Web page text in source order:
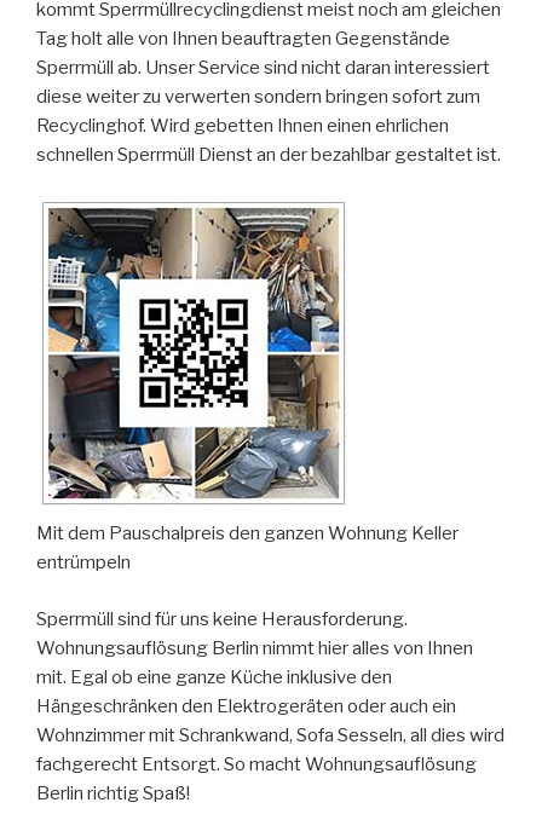
kommt Sperrmüllrecyclingdienst meist noch am gleichen
Tag holt alle von Ihnen beauftragten Gegenstände
Sperrmüll ab. Unser Service sind nicht daran interessiert
diese weiter zu verwerten sondern bringen sofort zum
Recyclinghof. Wird gebetten Ihnen einen ehrlichen
schnellen Sperrmüll Dienst an der bezahlbar gestaltet ist.
Mit dem Pauschalpreis den ganzen Wohnung Keller
entrümpeln
Sperrmüll sind für uns keine Herausforderung.
Wohnungsauflösung Berlin nimmt hier alles von Ihnen
mit. Egal ob eine ganze Küche inklusive den
Hängeschränken den Elektrogeräten oder auch ein
Wohnzimmer mit Schrankwand, Sofa Sesseln, all dies wird
fachgerecht Entsorgt. So macht Wohnungsauflösung
Berlin richtig Spaß!